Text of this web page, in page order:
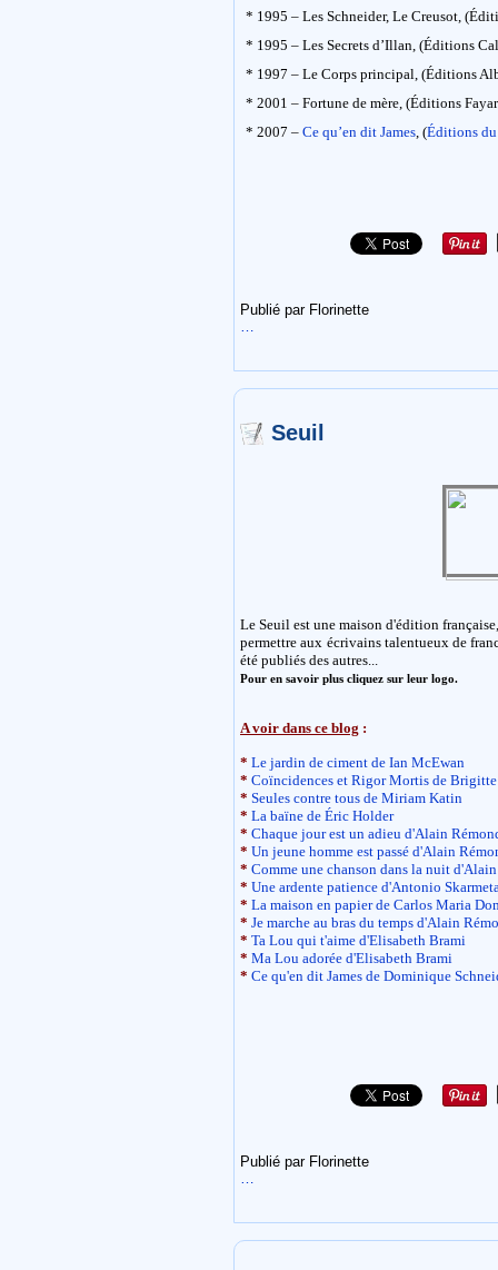
* 1995 – Les Schneider, Le Creusot,
* 1995 – Les Secrets d’Illan, (Éditions
* 1997 – Le Corps principal, (Éditions
* 2001 – Fortune de mère, (Éditions
* 2007 – Ce qu’en dit James, (Éditions
Publié par Florinette
…
Seuil
Le Seuil est une maison d'édition
permettre aux écrivains talentueux de
été publiés des autres...
Pour en savoir plus cliquez sur leur logo.
A voir dans ce blog :
* Le jardin de ciment de Ian McEwan
* Coïncidences et Rigor Mortis de
* Seules contre tous de Miriam Katin
* La baïne de Éric Holder
* Chaque jour est un adieu d'Alain
* Un jeune homme est passé d'Alain
* Comme une chanson dans la nuit
* Une ardente patience d'Antonio
* La maison en papier de Carlos Maria
* Je marche au bras du temps d'Alain
* Ta Lou qui t'aime d'Elisabeth Brami
* Ma Lou adorée d'Elisabeth Brami
* Ce qu'en dit James de Dominique
Publié par Florinette